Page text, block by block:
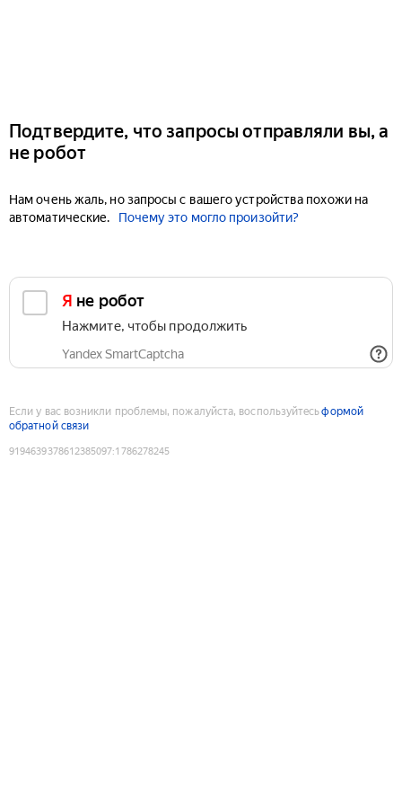
Подтвердите, что запросы отправляли вы, а
не робот
Нам очень жаль, но запросы с вашего устройства похожи на
автоматические.
Почему это могло произойти?
Я не робот
Нажмите, чтобы продолжить
Yandex SmartCaptcha
Если у вас возникли проблемы, пожалуйста, воспользуйтесьформой
обратной связи
9194639378612385097:1786278245